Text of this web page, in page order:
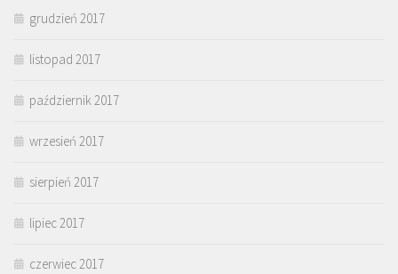
grudzień 2017
listopad 2017
październik 2017
wrzesień 2017
sierpień 2017
lipiec 2017
czerwiec 2017